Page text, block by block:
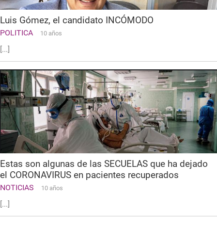
Luis Gómez, el candidato INCÓMODO
POLITICA 10 años
[...]
Estas son algunas de las SECUELAS que ha dejado
el CORONAVIRUS en pacientes recuperados
NOTICIAS 10 años
[...]